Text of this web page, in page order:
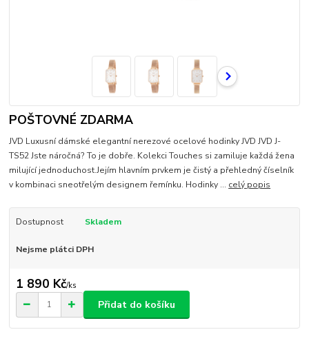
POŠTOVNÉ ZDARMA
JVD Luxusní dámské elegantní nerezové ocelové hodinky JVD JVD J-
TS52 Jste náročná? To je dobře. Kolekci Touches si zamiluje každá žena
milující jednoduchost.Jejím hlavním prvkem je čistý a přehledný číselník
v kombinaci sneotřelým designem řemínku. Hodinky ... celý popis
Dostupnost Skladem
Nejsme plátci DPH
1 890 Kč/ks
Přidat do košíku